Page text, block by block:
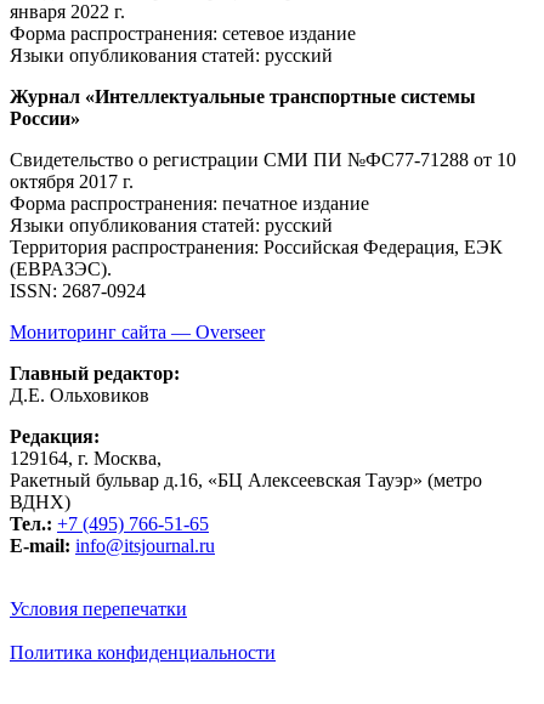
января 2022 г.
Форма распространения: сетевое издание
Языки опубликования статей: русский
Журнал «Интеллектуальные транспортные системы
России»
Свидетельство о регистрации СМИ ПИ №ФС77-71288 от 10
октября 2017 г.
Форма распространения: печатное издание
Языки опубликования статей: русский
Территория распространения: Российская Федерация, ЕЭК
(ЕВРАЗЭС).
ISSN: 2687-0924
Мониторинг сайта — Overseer
Главный редактор:
Д.Е. Ольховиков
Редакция:
129164, г. Москва,
Ракетный бульвар д.16, «БЦ Алексеевская Тауэр» (метро
ВДНХ)
Тел.: +7 (495) 766-51-65
E-mail: info@itsjournal.ru
Условия перепечатки
Политика конфиденциальности